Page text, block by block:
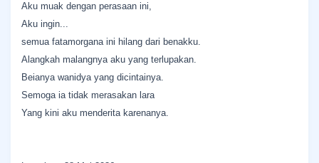
Aku muak dengan perasaan ini,
Aku ingin...
semua fatamorgana ini hilang dari benakku.
Alangkah malangnya aku yang terlupakan.
Beianya wanidya yang dicintainya.
Semoga ia tidak merasakan lara
Yang kini aku menderita karenanya.